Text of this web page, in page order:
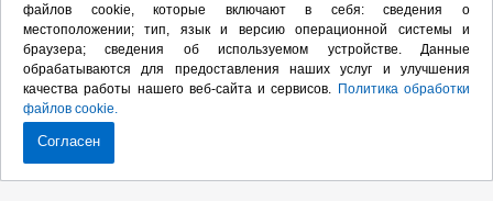
Пн-Пт
: 09:00 – 19:00
Сб: 10:00 – 17:00
Вс: Выходной
Мы в социальных сетях:
файлов cookie, которые включают в себя: сведения о
местоположении; тип, язык и версию операционной системы и
браузера; сведения об используемом устройстве. Данные
обрабатываются для предоставления наших услуг и улучшения
качества работы нашего веб-сайта и сервисов. Политика обработки
файлов cookie.
Согласен